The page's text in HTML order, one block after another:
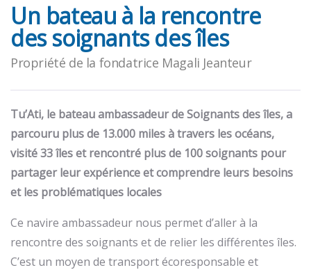
Un bateau à la rencontre
des soignants des îles
Propriété de la fondatrice Magali Jeanteur
Tu’Ati, le bateau ambassadeur de Soignants des îles, a
parcouru plus de 13.000 miles à travers les océans,
visité 33 îles et rencontré plus de 100 soignants pour
partager leur expérienceet comprendre leurs besoins
et les problématiques locales
Ce navire ambassadeur nous permet d’aller à la
rencontre des soignants et de relier les différentes îles.
C’est un moyen de transport écoresponsable et